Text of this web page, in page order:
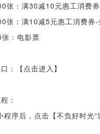
张：满30减10元惠工消费
张：满10减5元惠工消费券-
：电影票
：【点击进入】
：
程序后，点击【不负好时光“